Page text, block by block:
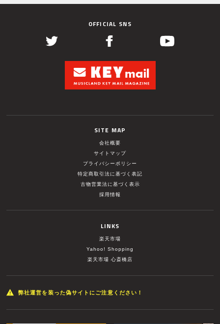
OFFICIAL SNS
SITE MAP
会社概要
サイトマップ
プライバシーポリシー
特定商取引法に基づく表記
古物営業法に基づく表示
採用情報
LINKS
楽天市場
Yahoo! Shopping
楽天市場 心斎橋店
弊社運営を装った偽サイトにご注意ください！